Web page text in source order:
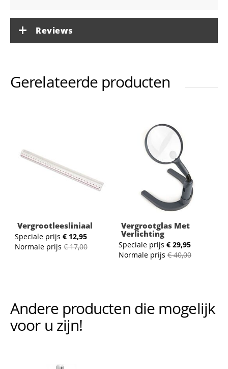
Reviews
Gerelateerde producten
Vergrootleesliniaal
Speciale prijs € 12,95
Normale prijs € 17,00
Vergrootglas Met
Verlichting
Speciale prijs € 29,95
Normale prijs € 40,00
Andere producten die mogelijk
voor u zijn!